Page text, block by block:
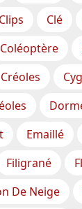
Clips Clé
Coléoptère
Créoles
Emaillé
Filigrané
De Neige